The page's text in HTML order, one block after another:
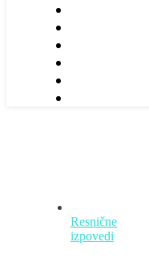
Resnične
izpovedi